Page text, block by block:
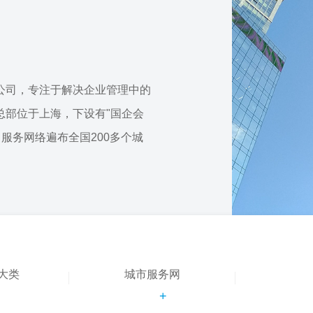
，专注于解决企业管理中的
部位于上海，下设有"国企会
务网络遍布全国200多个城
类 城市服务网
+